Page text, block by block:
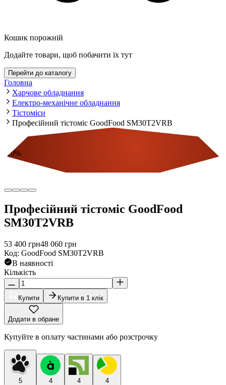
Кошик порожній
Додайте товари, щоб побачити їх тут
Перейти до каталогу
Головна
Харчове обладнання
Електро-механічне обладнання
Тістоміси
Професійний тістоміс GoodFood SM30T2VRB
10%
Професійний тістоміс GoodFood
SM30T2VRB
53 400 грн48 060 грн
Код: GoodFood SM30T2VRB
В наявності
Кількість
Купити Купити в 1 клік
Додати в обране
Купуйте в оплату частинами або розстрочку
5 4 4 4